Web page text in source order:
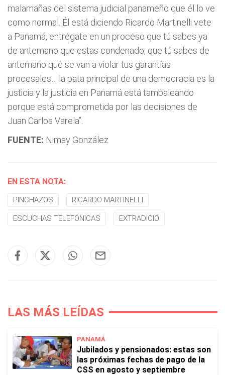
malamañas del sistema judicial panameño que él lo ve
como normal. Él está diciendo Ricardo Martinelli vete
a Panamá, entrégate en un proceso que tú sabes ya
de antemano que estas condenado, que tú sabes de
antemano que se van a violar tus garantías
procesales… la pata principal de una democracia es la
justicia y la justicia en Panamá está tambaleando
porque está comprometida por las decisiones de
Juan Carlos Varela”.
FUENTE: Nimay González
EN ESTA NOTA:
PINCHAZOS RICARDO MARTINELLI
ESCUCHAS TELEFÓNICAS EXTRADICIÓ
LAS MÁS LEÍDAS
PANAMÁ
Jubilados y pensionados: estas son
las próximas fechas de pago de la
CSS en agosto y septiembre